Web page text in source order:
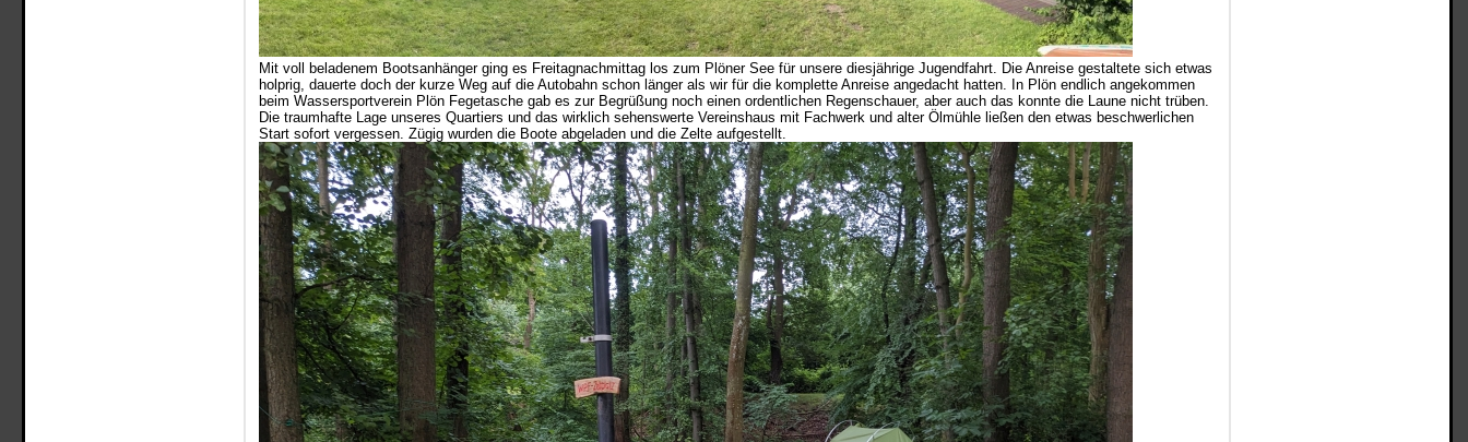
Mit voll beladenem Bootsanhänger ging es Freitagnachmittag los zum Plöner See für unsere diesjährige Jugendfahrt. Die Anreise gestaltete sich etwas
holprig, dauerte doch der kurze Weg auf die Autobahn schon länger als wir für die komplette Anreise angedacht hatten. In Plön endlich angekommen
beim Wassersportverein Plön Fegetasche gab es zur Begrüßung noch einen ordentlichen Regenschauer, aber auch das konnte die Laune nicht trüben.
Die traumhafte Lage unseres Quartiers und das wirklich sehenswerte Vereinshaus mit Fachwerk und alter Ölmühle ließen den etwas beschwerlichen
Start sofort vergessen. Zügig wurden die Boote abgeladen und die Zelte aufgestellt.